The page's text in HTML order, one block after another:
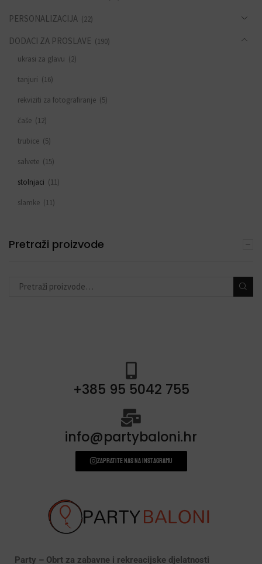
PERSONALIZACIJA (22)
DODACI ZA PROSLAVE (190)
ukrasi za glavu (2)
tanjuri (16)
rekviziti za fotografiranje (5)
čaše (12)
trubice (5)
salvete (15)
stolnjaci (11)
slamke (11)
trake (4)
konfete i topovi (13)
Pretraži proizvode
+385 95 5042 755
info@partybaloni.hr
Zapratite nas na instagramu
Party – Obrt za zabavne i rekreacijske djelatnosti